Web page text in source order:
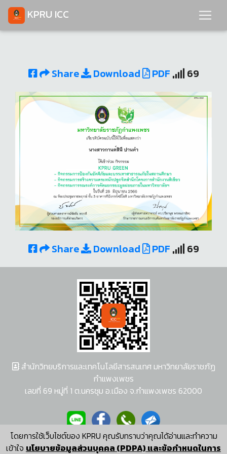
KPRU ICC
Share Download PDF 69
Share Download PDF 69
โดยการใช้เว็บไซต์ของ KPRU คุณรับทราบว่าคุณได้อ่านและทำความ
เข้าใจ นโยบายข้อมูลส่วนบุคคล (PDPA) และข้อกำหนดในการ
สำนักวิทยบริการและเทคโนโลยีสารสนเทศ มหาวิทยาลัยราชภัฏ
กำแพงเพชร
เลขที่ 69 หมู่ที่ 1 ต.นครชุม อ.เมือง จ.กำแพงเพชร 62000
ผู้พัฒนาระบบ อนุชา พวงผกา